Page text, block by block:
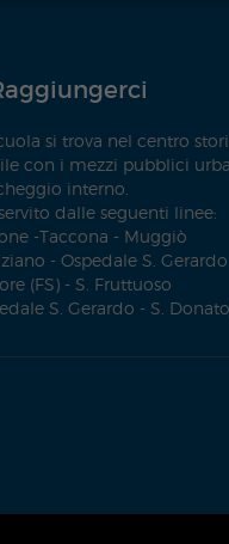
si trova nel centro
con i mezzi pubblici
interno.
dalle seguenti linee:
-Taccona - Muggiò
- Ospedale S. Gerardo
(FS) - S. Fruttuoso
S. Gerardo - S.